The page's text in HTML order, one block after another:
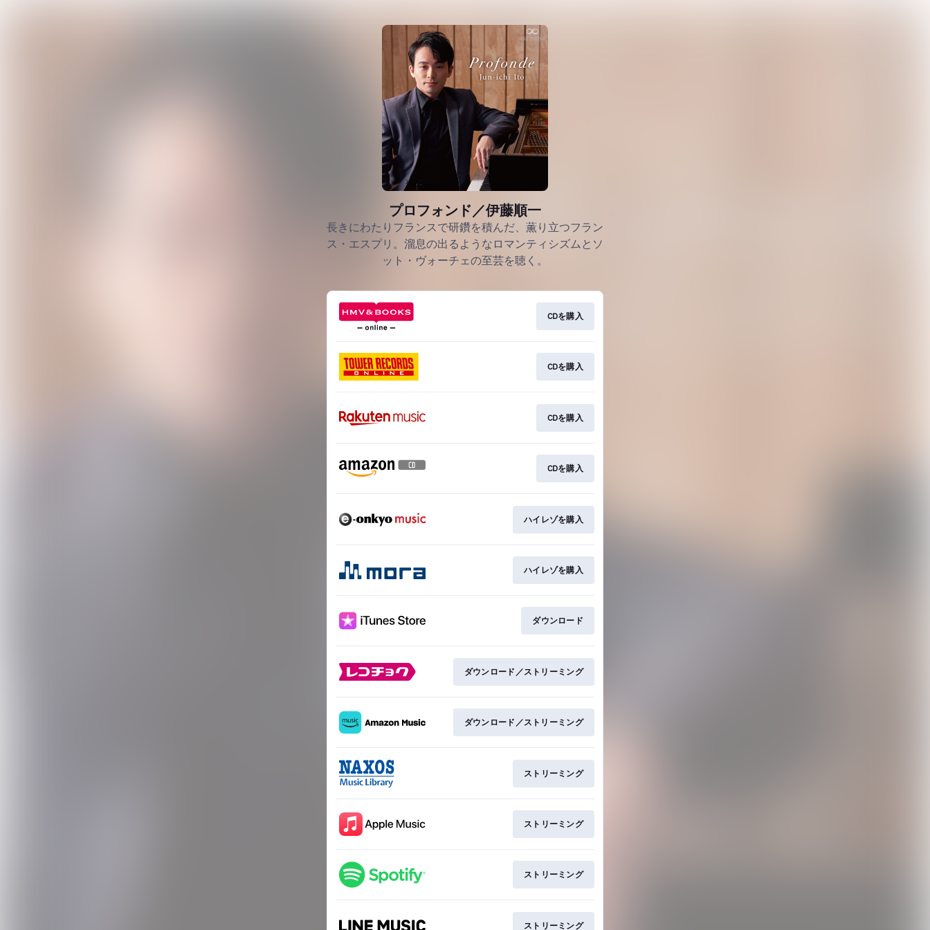
プロフォンド／伊藤順一
長きにわたりフランスで研鑽を積んだ、薫り立つフラン
ス・エスプリ。溜息の出るようなロマンティシズムとソ
ット・ヴォーチェの至芸を聴く。
CDを購入
CDを購入
CDを購入
CDを購入
ハイレゾを購入
ハイレゾを購入
ダウンロード
ダウンロード／ストリーミング
ダウンロード／ストリーミング
ストリーミング
ストリーミング
ストリーミング
ストリーミング